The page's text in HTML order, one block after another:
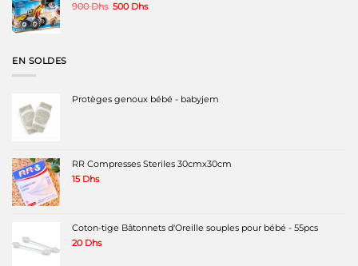
900Dhs Le
500 DhsLe
EN SOLDES
Protèges genoux bébé - babyjem
RR Compresses Steriles 30cmx30cm
15 Dhs
Coton-tige Bâtonnets d'Oreille souples pour bébé - 55pcs
20 Dhs